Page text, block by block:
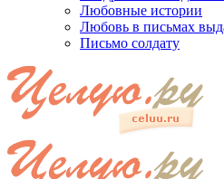
Любовные истории
Любовь в письмах
Письмо солдату